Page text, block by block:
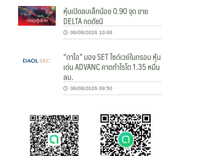
หุ้นเปิดลบเล็กน้อย 0.90 จุด ขาย
DELTA กดดัชนี
06/08/2026 10:06
“ดาโอ” มอง SET ไซด์เวย์ในกรอบ หุ้น
เด่น ADVANC คาดกำไรโต 1.35 หมื่น
ลบ.
06/08/2026 09:50